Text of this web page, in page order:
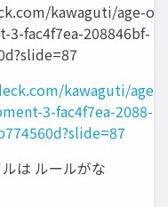
kawaguti/age-of-
fac4f7ea-208846bf-
kawaguti/age-
3-fac4f7ea-2088-
ルは ルールがな